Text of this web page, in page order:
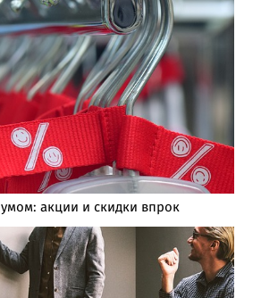
акции и скидки впрок